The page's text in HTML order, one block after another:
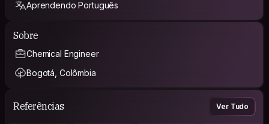
Aprendendo Português
Sobre
Chemical Engineer
Bogotá, Colômbia
Referências Ver Tudo